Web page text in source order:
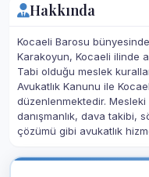
Hakkında
Kocaeli Barosu
Karakoyun, Kocaeli ilinde
Tabi olduğu meslek
Avukatlık Kanunu ile
düzenlenmektedir.
danışmanlık, dava takibi,
çözümü gibi avukatlık